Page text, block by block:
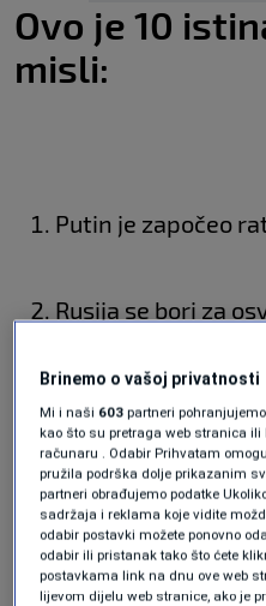
Ovo je 10
misli:
Putin je započeo
Rusija se bori za
Ukrajina se bori za
Ukrajinci nisu Rusi.
Putin je diktator.
Brinemo o vašoj privatnosti
Mi i naši 603 partneri
kao što su pretraga web stranica
računaru . Odabir Prihvatam
pružila podrška dolje prikazanim
partneri obrađujemo podatke
sadržaja i reklama koje vidite
odabir postavki možete ponovno
odabir ili pristanak tako što ćete
postavkama link na dnu ove web
lijevom dijelu web stranice, ako je